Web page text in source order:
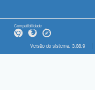
Compatibilidade
Versão do sistema: 3.88.9